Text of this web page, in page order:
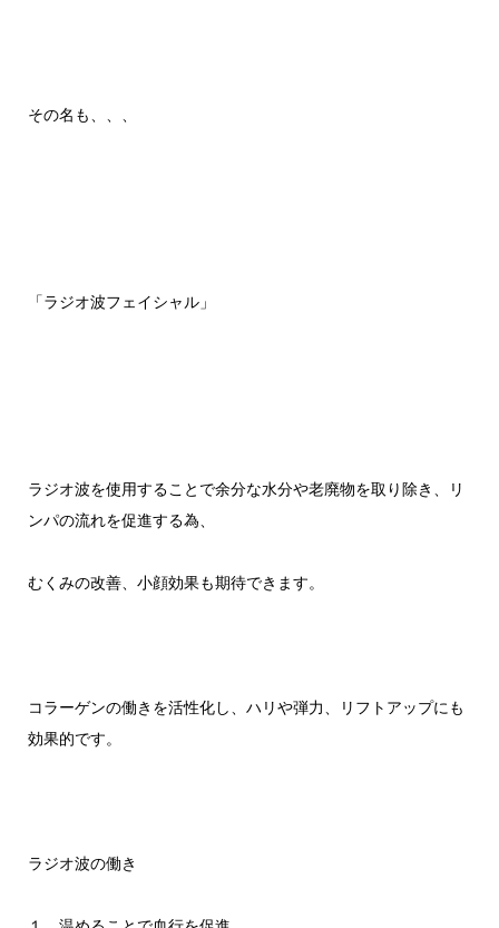
その名も、、、
「ラジオ波フェイシャル」
ラジオ波を使用することで余分な水分や老廃物を取り除き、リ
ンパの流れを促進する為、
むくみの改善、小顔効果も期待できます。
コラーゲンの働きを活性化し、ハリや弾力、リフトアップにも
効果的です。
ラジオ波の働き